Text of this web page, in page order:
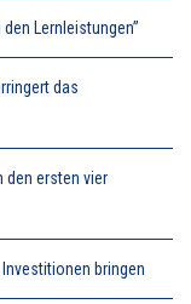
Lernleistungen”
das
den ersten vier
bringen